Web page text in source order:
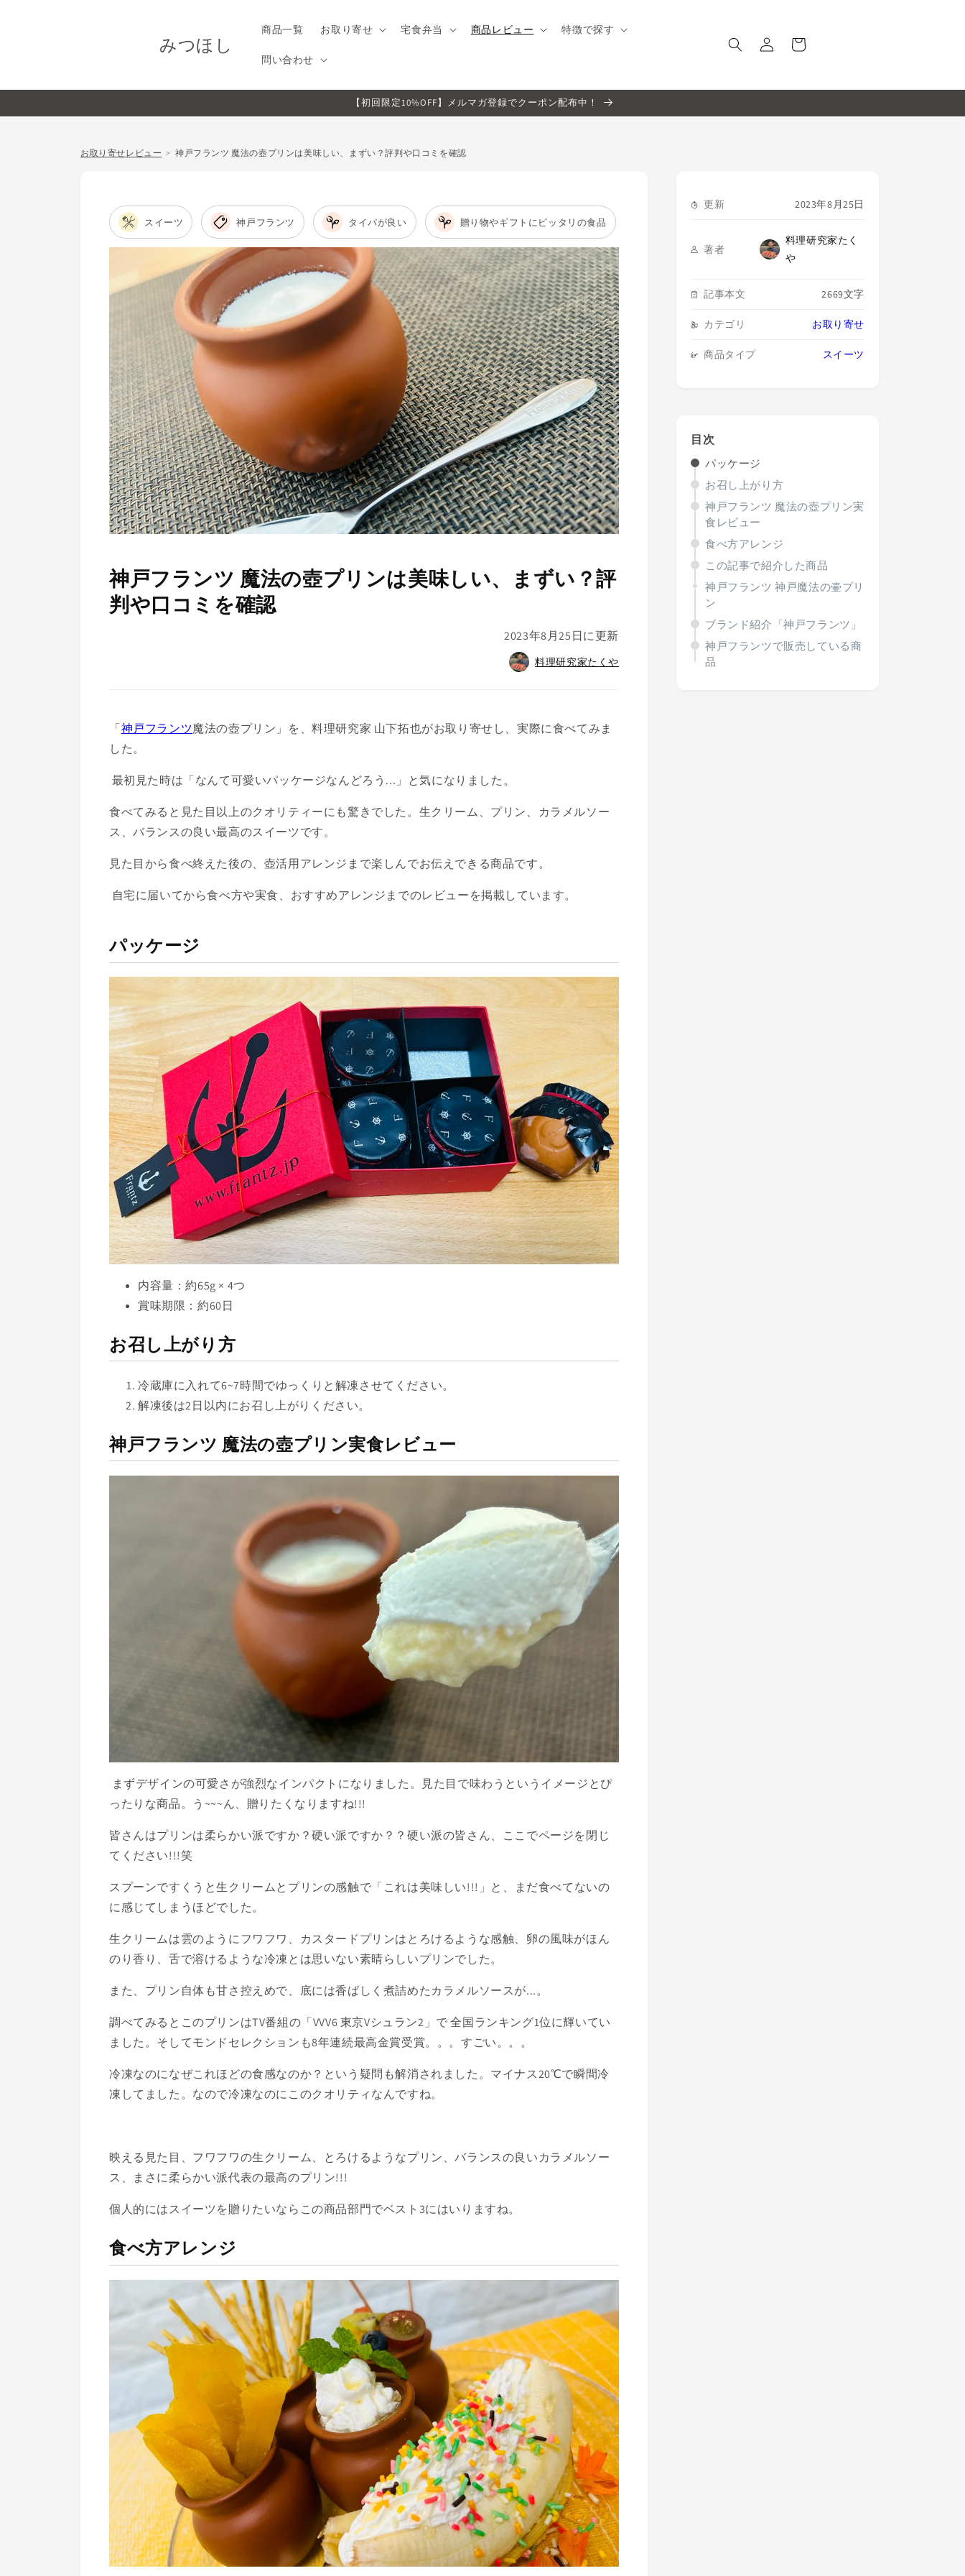
みつほし
商品一覧 お取り寄せ 宅食弁当 商品レビュー 特徴で探す
問い合わせ
グ
イ
ー
【初回限定10%OFF】メルマガ登録でクーポン配布中！
更新 2023年8月25日
著者
料理研究家たく
や
記事本文 2669文字
カテゴリ お取り寄せ
商品タイプ スイーツ
目次
パッケージ
お召し上がり方
神戸フランツ 魔法の壺プリン実
食レビュー
食べ方アレンジ
この記事で紹介した商品
神戸フランツ 神戸魔法の壷プリ
ン
ブランド紹介「神戸フランツ」
神戸フランツで販売している商
品
お取り寄せレビュー 神戸フランツ 魔法の壺プリンは美味しい、まずい？評判や口コミを確認
スイーツ 神戸フランツ タイパが良い 贈り物やギフトにピッタリの食品
神戸フランツ 魔法の壺プリンは美味しい、まずい？評
判や口コミを確認
2023年8月25日に更新
料理研究家たくや
「神戸フランツ魔法の壺プリン」を、料理研究家 山下拓也がお取り寄せし、実際に食べてみま
した。
最初見た時は「なんて可愛いパッケージなんどろう...」と気になりました。
食べてみると見た目以上のクオリティーにも驚きでした。生クリーム、プリン、カラメルソー
ス、バランスの良い最高のスイーツです。
見た目から食べ終えた後の、壺活用アレンジまで楽しんでお伝えできる商品です。
自宅に届いてから食べ方や実食、おすすめアレンジまでのレビューを掲載しています。
パッケージ
内容量：約65g × 4つ
賞味期限：約60日
お召し上がり方
冷蔵庫に入れて6~7時間でゆっくりと解凍させてください。
解凍後は2日以内にお召し上がりください。
神戸フランツ 魔法の壺プリン実食レビュー
まずデザインの可愛さが強烈なインパクトになりました。見た目で味わうというイメージとぴ
ったりな商品。う~~~ん、贈りたくなりますね!!!
皆さんはプリンは柔らかい派ですか？硬い派ですか？？硬い派の皆さん、ここでページを閉じ
てください!!!笑
スプーンですくうと生クリームとプリンの感触で「これは美味しい!!!」と、まだ食べてないの
に感じてしまうほどでした。
生クリームは雲のようにフワフワ、カスタードプリンはとろけるような感触、卵の風味がほん
のり香り、舌で溶けるような冷凍とは思いない素晴らしいプリンでした。
また、プリン自体も甘さ控えめで、底には香ばしく煮詰めたカラメルソースが...。
調べてみるとこのプリンはTV番組の「VVV6 東京Vシュラン2」で 全国ランキング1位に輝いてい
ました。そしてモンドセレクションも8年連続最高金賞受賞。。。すごい。。。
冷凍なのになぜこれほどの食感なのか？という疑問も解消されました。マイナス20℃で瞬間冷
凍してました。なので冷凍なのにこのクオリティなんですね。
映える見た目、フワフワの生クリーム、とろけるようなプリン、バランスの良いカラメルソー
ス、まさに柔らかい派代表の最高のプリン!!!
個人的にはスイーツを贈りたいならこの商品部門でベスト3にはいりますね。
食べ方アレンジ